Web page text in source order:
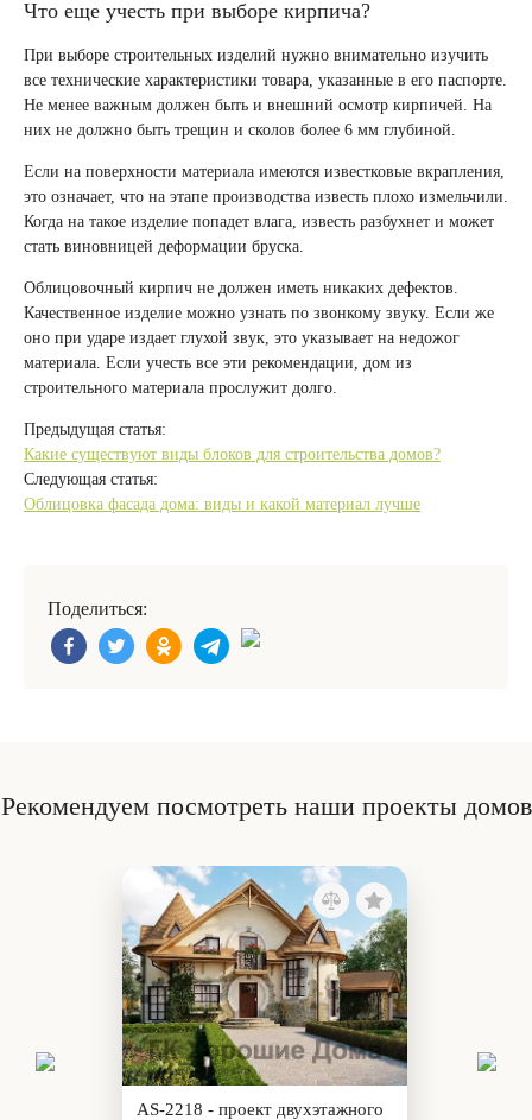
Что еще учесть при выборе кирпича?
При выборе строительных изделий нужно внимательно изучить
все технические характеристики товара, указанные в его паспорте.
Не менее важным должен быть и внешний осмотр кирпичей. На
них не должно быть трещин и сколов более 6 мм глубиной.
Если на поверхности материала имеются известковые вкрапления,
это означает, что на этапе производства известь плохо измельчили.
Когда на такое изделие попадет влага, известь разбухнет и может
стать виновницей деформации бруска.
Облицовочный кирпич не должен иметь никаких дефектов.
Качественное изделие можно узнать по звонкому звуку. Если же
оно при ударе издает глухой звук, это указывает на недожог
материала. Если учесть все эти рекомендации, дом из
строительного материала прослужит долго.
Предыдущая статья:
Какие существуют виды блоков для строительства домов?
Следующая статья:
Облицовка фасада дома: виды и какой материал лучше
Поделиться:
Рекомендуем посмотреть наши проекты домов
AS-2218 - проект двухэтажного